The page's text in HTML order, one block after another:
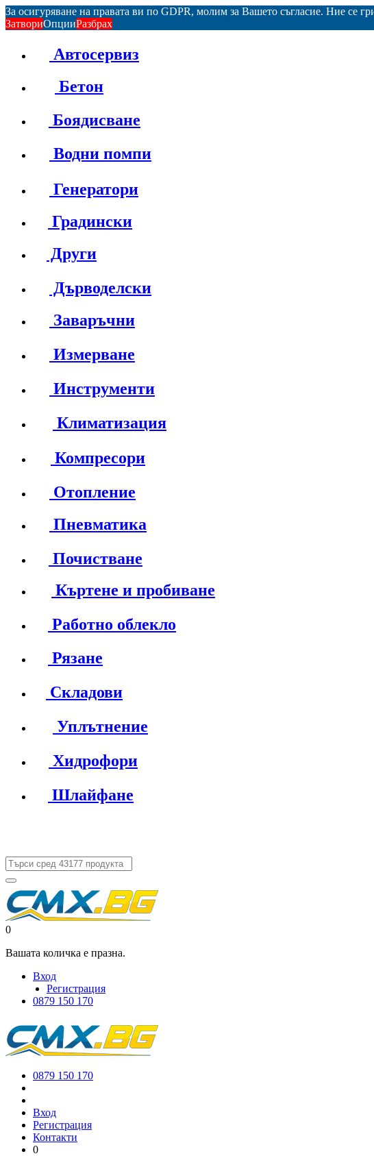
За осигуряване на правата ви по GDPR, молим за Вашето съгласие. Ние се
ЗатвориОпцииРазбрах
Автосервиз
Бетон
Боядисване
Водни помпи
Генератори
Градински
Други
Дърводелски
Заваръчни
Измерване
Инструменти
Климатизация
Компресори
Отопление
Пневматика
Почистване
Къртене и пробиване
Работно облекло
Рязане
Складови
Уплътнение
Хидрофори
Шлайфане
0
Вашата количка е празна.
Вход
Регистрация
0879 150 170
0879 150 170
Вход
Регистрация
Контакти
0